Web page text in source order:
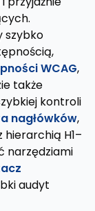
szybko
WCAG,
także
kontroli
nagłówków,
H1–
narzędziami
audyt